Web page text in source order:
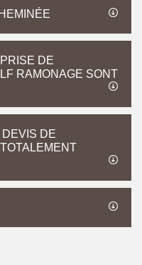
DE
RAMONAGE SONT
DE